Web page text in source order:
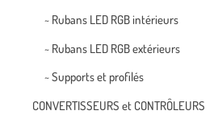
~ Rubans LED RGB intérieurs
~ Rubans LED RGB extérieurs
~ Supports et profilés
CONVERTISSEURS et CONTRÔLEURS